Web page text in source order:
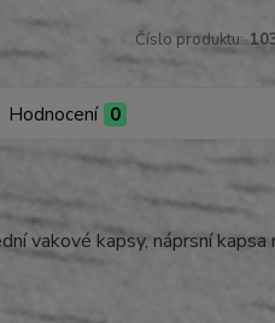
Číslo produktu:
Hodnocení 0
vakové kapsy, náprsní